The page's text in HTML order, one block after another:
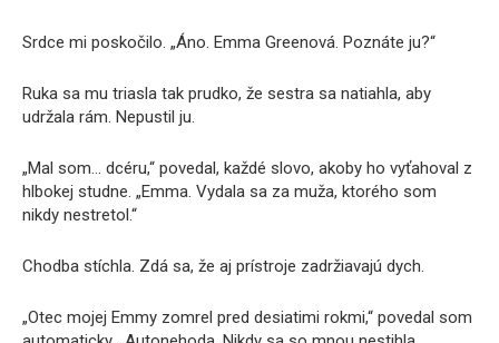
Srdce mi poskočilo. „Áno. Emma Greenová. Poznáte ju?“
Ruka sa mu triasla tak prudko, že sestra sa natiahla, aby
udržala rám. Nepustil ju.
„Mal som… dcéru,“ povedal, každé slovo, akoby ho vyťahoval z
hlbokej studne. „Emma. Vydala sa za muža, ktorého som
nikdy nestretol.“
Chodba stíchla. Zdá sa, že aj prístroje zadržiavajú dych.
„Otec mojej Emmy zomrel pred desiatimi rokmi,“ povedal som